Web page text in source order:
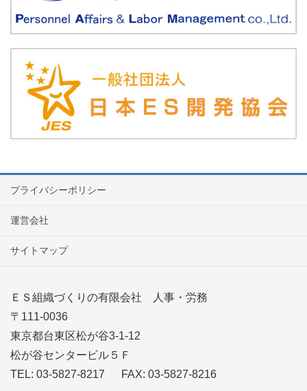
プライバシーポリシー
運営会社
サイトマップ
ＥＳ組織づくりの有限会社 人事・労務
〒111-0036
東京都台東区松が谷3-1-12
松が谷センタービル５Ｆ
TEL: 03-5827-8217 FAX: 03-5827-8216